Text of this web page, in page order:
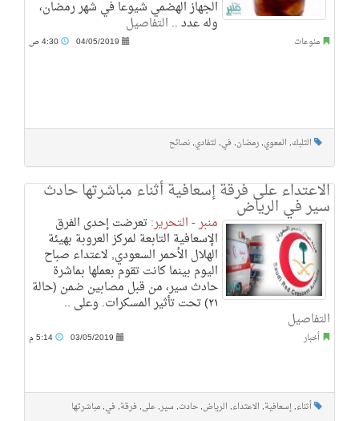
الجهاز الهضمي شيوعا في شهر رمضان،
وله عدد .. التفاصيل
منوعات 04/05/2019
التلبك, المعوي, رمضان, في, لتفادي, نصائح
الاعتداء على فرقة إسعافية أثناء مباشرتها حادث
سير في الرياض
منبر - التحرير:تعرضت إحدى الفرق
الإسعافية التابعة لمركز العروبة بهيئة
الهلال الأحمر السعودي, لاعتداء صباح
اليوم بينما كانت تقوم بعملها بماشرة
حادث سير، من قبل مصابين ضمن (حالة
٢١) تحت تأثير المسكرات. وعلى ..
التفاصيل
أخبار 03/05/2019
أثناء, إسعافية, الاعتداء, الرياض, حادث, سير, على, فرقة, في, مباشرتها